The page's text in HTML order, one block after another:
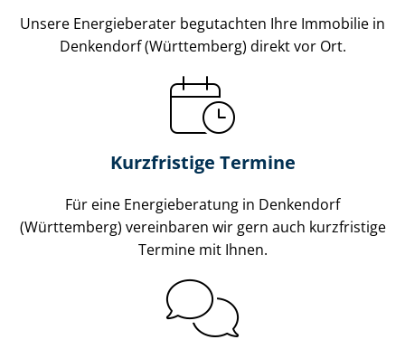
Unsere Energieberater begutachten Ihre Immobilie in
Denkendorf (Württemberg) direkt vor Ort.
Kurzfristige Termine
Für eine Energieberatung in Denkendorf
(Württemberg) vereinbaren wir gern auch kurzfristige
Termine mit Ihnen.